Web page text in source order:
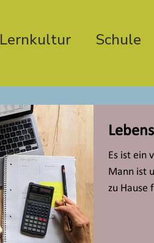
Lernkultur Schule
Es ist ein
Mann ist
zu Hause